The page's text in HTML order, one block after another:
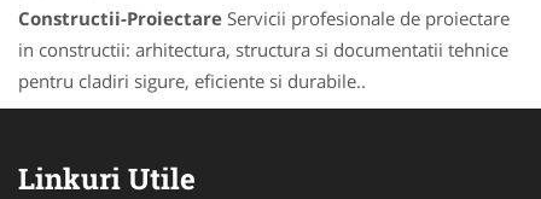
Constructii-Proiectare Servicii profesionale de proiectare
in constructii: arhitectura, structura si documentatii tehnice
pentru cladiri sigure, eficiente si durabile..
Linkuri Utile